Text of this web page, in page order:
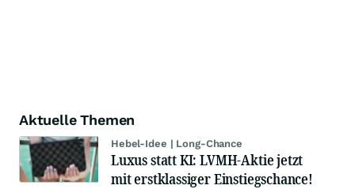
Aktuelle Themen
Hebel-Idee | Long-Chance
Luxus statt KI: LVMH-Aktie jetzt
mit erstklassiger Einstiegschance!